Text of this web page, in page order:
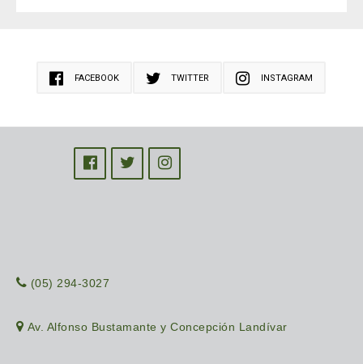
FACEBOOK TWITTER INSTAGRAM
(05) 294-3027
Av. Alfonso Bustamante y Concepción Landívar